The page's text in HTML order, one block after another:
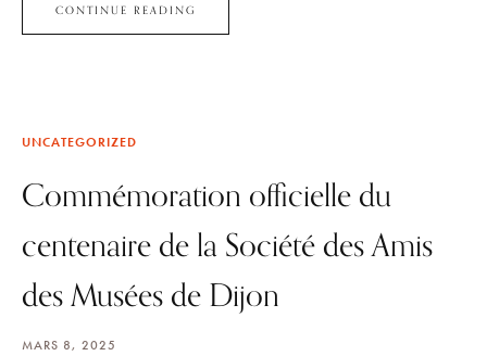
CONTINUE READING
UNCATEGORIZED
Commémoration officielle du
centenaire de la Société des Amis
des Musées de Dijon
MARS 8, 2025